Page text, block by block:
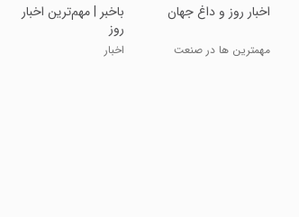
اخبار روز و داغ جهان
مهمترین ها در صنعت
باخبر |‌ مهم‌ترین اخبار
روز
اخبار